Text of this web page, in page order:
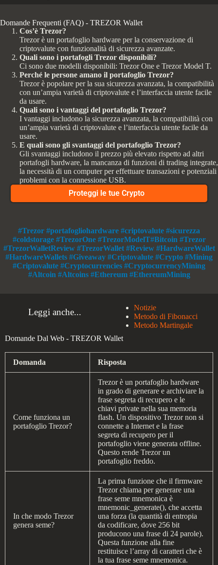
Domande Frequenti (FAQ) - TREZOR Wallet
Cos’è Trezor?
Trezor è un portafoglio hardware per la conservazione di
criptovalute con funzionalità di sicurezza avanzate.
Quali sono i portafogli Trezor disponibili?
Ci sono due modelli disponibili: Trezor One e Trezor Model T.
Perché le persone amano il portafoglio Trezor?
Trezor è popolare per la sua sicurezza avanzata, la compatibilità
con un’ampia varietà di criptovalute e l’interfaccia utente facile
da usare.
Quali sono i vantaggi del portafoglio Trezor?
I vantaggi includono la sicurezza avanzata, la compatibilità con
un’ampia varietà di criptovalute e l’interfaccia utente facile da
usare.
E quali sono gli svantaggi del portafoglio Trezor?
Gli svantaggi includono il prezzo più elevato rispetto ad altri
portafogli hardware, la mancanza di funzioni di trading integrate,
la necessità di un computer per effettuare transazioni e potenziali
problemi con la connessione USB.
Proteggi le tue Crypto
#Trezor #portafogliohardware #criptovalute #sicurezza
#coldstorage #TrezorOne #TrezorModelT#Bitcoin #Trezor
#TrezorWalletReview #TrezorWallet #Review #HardwareWallet
#HardwareWallets #Giveaway #Criptovalute #Crypto #Mining
#Criptovalute #Cryptocurrencies #CryptocurrencyMining
#Altcoin #Altcoins #Ethereum #EthereumMining
Leggi anche...
Notizie
Metodo di Fibonacci
Metodo Martingale
Domande Dal Web - TREZOR Wallet
Domanda Risposta
Come funziona un
portafoglio Trezor?
Trezor è un portafoglio hardware
in grado di generare e archiviare la
frase segreta di recupero e le
chiavi private nella sua memoria
flash. Un dispositivo Trezor non si
connette a Internet e la frase
segreta di recupero per il
portafoglio viene generata offline.
Questo rende Trezor un
portafoglio freddo.
In che modo Trezor
genera seme?
La prima funzione che il firmware
Trezor chiama per generare una
frase seme mnemonica è
mnemonic_generate(), che accetta
una forza (la quantità di entropia
da codificare, dove 256 bit
producono una frase di 24 parole).
Questa funzione alla fine
restituisce l’array di caratteri che è
la tua frase seme mnemonica.